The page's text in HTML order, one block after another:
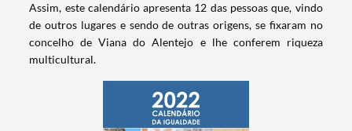
Assim, este calendário apresenta 12 das pessoas que, vindo
de outros lugares e sendo de outras origens, se fixaram no
concelho de Viana do Alentejo e lhe conferem riqueza
multicultural.